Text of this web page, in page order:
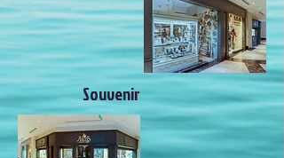
Souvenir